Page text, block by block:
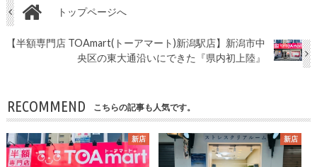
トップページへ
【半額専門店 TOAmart(トーアマート)新潟駅店】新潟市中
央区の東大通沿いにできた『県内初上陸』
RECOMMEND こちらの記事も人気です。
新店 新店